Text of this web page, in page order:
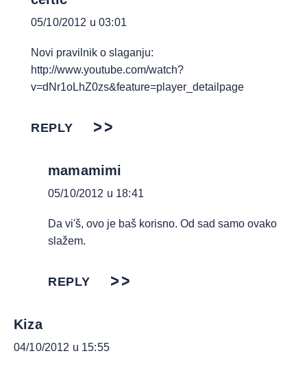
05/10/2012 u 03:01
Novi pravilnik o slaganju:
http://www.youtube.com/watch?
v=dNr1oLhZ0zs&feature=player_detailpage
REPLY
mamamimi
05/10/2012 u 18:41
Da vi'š, ovo je baš korisno. Od sad samo ovako
slažem.
REPLY
Kiza
04/10/2012 u 15:55